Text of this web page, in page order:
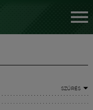
SZŰRÉS